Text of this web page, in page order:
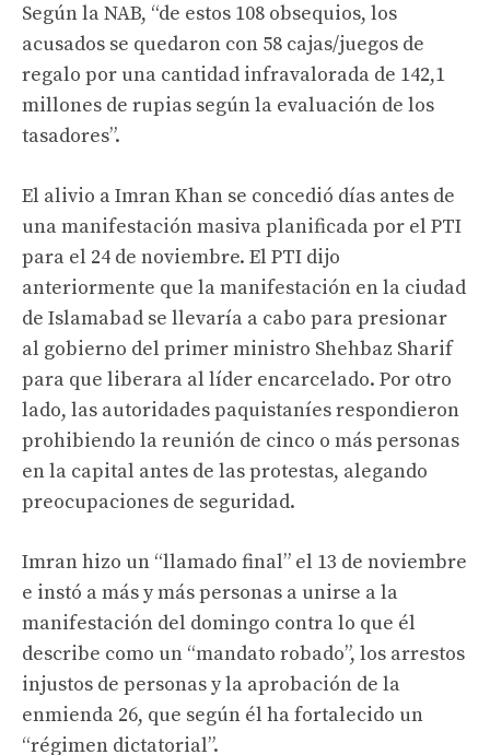
Según la NAB, “de estos 108 obsequios, los
acusados ​​se quedaron con 58 cajas/juegos de
regalo por una cantidad infravalorada de 142,1
millones de rupias según la evaluación de los
tasadores”.
El alivio a Imran Khan se concedió días antes de
una manifestación masiva planificada por el PTI
para el 24 de noviembre. El PTI dijo
anteriormente que la manifestación en la ciudad
de Islamabad se llevaría a cabo para presionar
al gobierno del primer ministro Shehbaz Sharif
para que liberara al líder encarcelado. Por otro
lado, las autoridades paquistaníes respondieron
prohibiendo la reunión de cinco o más personas
en la capital antes de las protestas, alegando
preocupaciones de seguridad.
Imran hizo un “llamado final” el 13 de noviembre
e instó a más y más personas a unirse a la
manifestación del domingo contra lo que él
describe como un “mandato robado”, los arrestos
injustos de personas y la aprobación de la
enmienda 26, que según él ha fortalecido un
“régimen dictatorial”.